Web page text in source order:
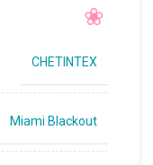
CHETINTEX
Miami Blackout